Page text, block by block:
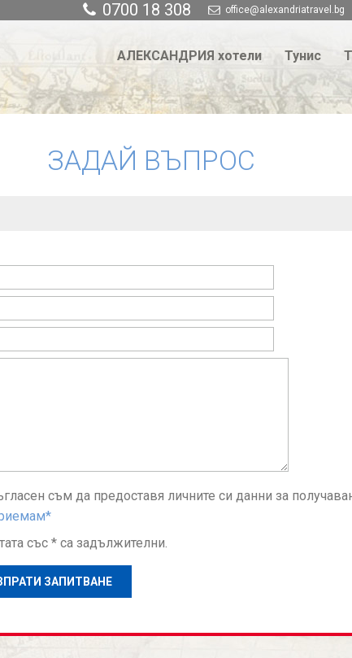
0700 18 308 office@alexandriatravel.bg
АЛЕКСАНДРИЯ хотели Тунис
ЗАДАЙ ВЪПРОС
съм да предоставя личните си данни за
със * са задължителни.